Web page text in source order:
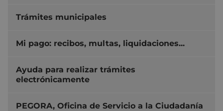
Trámites municipales
Mi pago: recibos, multas, liquidaciones...
Ayuda para realizar trámites
electrónicamente
PEGORA, Oficina de Servicio a la Ciudadanía